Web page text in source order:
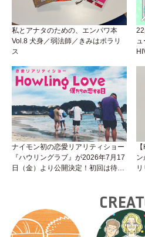
私とアナタのための、エンパワ本
Vol.8 犬身／弱法師／きみはポラリ
ス
ナイモン初の恋愛リアリティショー
『ハウリングラブ』が2026年7月17
日（金）より公開決定！初回は待望